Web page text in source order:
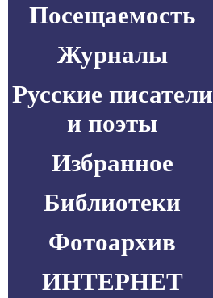
Посещаемость
Журналы
Русские писатели
и поэты
Избранное
Библиотеки
Фотоархив
ИНТЕРНЕТ